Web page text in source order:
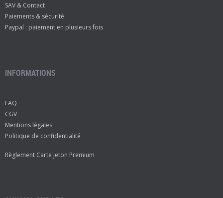
SAV & Contact
Paiements & sécurité
Paypal : paiement en plusieurs fois
INFORMATIONS
FAQ
CGV
Mentions légales
Politique de confidentialité
Règlement Carte Jeton Premium